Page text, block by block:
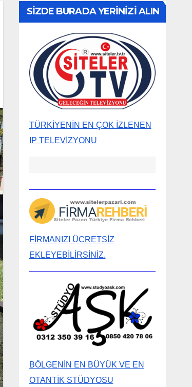
SİZDE BURADA YERİNİZİ ALIN
TÜRKİYENİN EN ÇOK İZLENEN
IP TELEVİZYONU
FİRMANIZI ÜCRETSİZ
EKLEYEBİLİRSİNİZ.
BÖLGENİN EN BÜYÜK VE EN
OTANTİK STÜDYOSU